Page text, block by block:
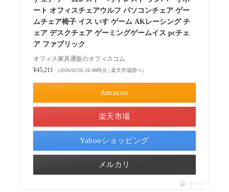
ート オフィスチェアウルフ パソコンチェア ゲー
ムチェア椅子 イス いす ゲーム AKレーシング チ
ェア デスクチェア ゲーミングゲームイス pcチェ
ア ファブリック
オフィス家具通販のオフィスコム
¥45,211
（2026/01/05 16:48時点 | 楽天市場調べ）
Amazon
楽天市場
Yahooショッピング
メルカリ
ポチップ